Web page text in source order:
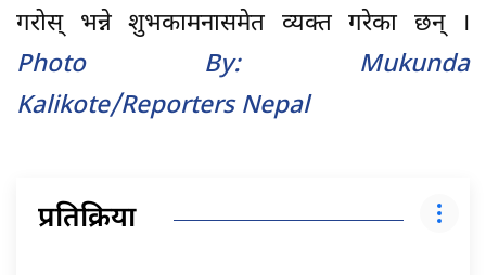
गरोस् भन्ने शुभकामनासमेत व्यक्त गरेका छन् ।
Photo By: Mukunda
Kalikote/Reporters Nepal
प्रतिक्रिया